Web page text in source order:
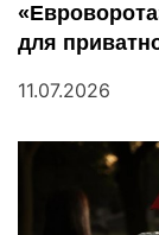
для
11.07.2026